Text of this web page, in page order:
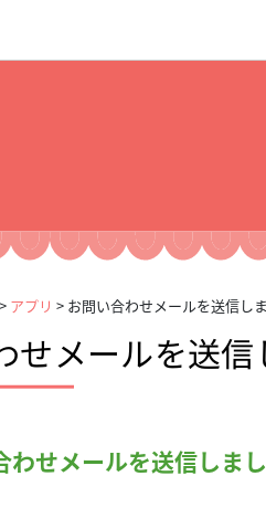
> アプリ > お問い合わせメールを送信し
せメールを送信
わせメールを送信しま